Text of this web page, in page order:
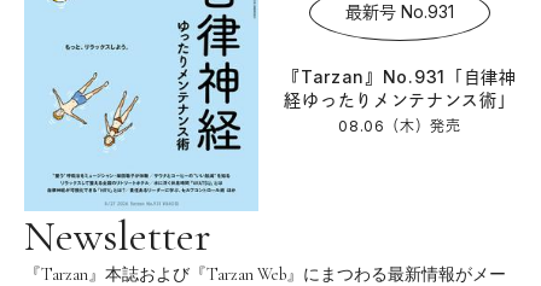
最新号 No.931
『Tarzan』No.931「自律神
経ゆったりメンテナンス術」
08.06（木）発売
Newsletter
『Tarzan』本誌および『Tarzan Web』にまつわる最新情報がメー